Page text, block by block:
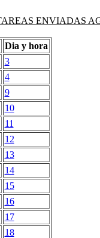
ENVIADAS
Dia y hora
3
4
9
10
11
12
13
14
15
16
17
18